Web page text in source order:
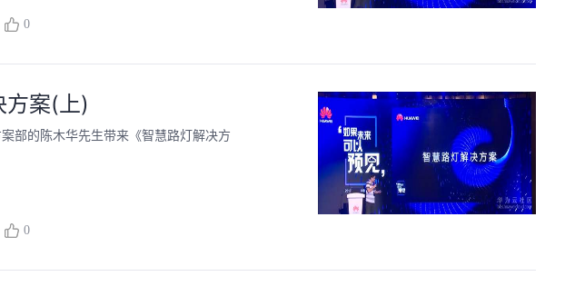
0
方案(上)
部的陈木华先生带来《智慧路灯解决方
0